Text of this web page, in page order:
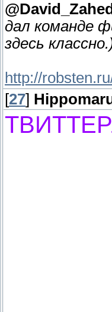
дал команде
здесь
http://
[27]